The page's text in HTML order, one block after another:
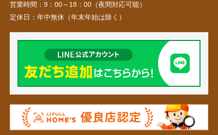
営業時間： 9：00～18：00（夜間対応可能）
定休日： 年中無休（年末年始は除く）